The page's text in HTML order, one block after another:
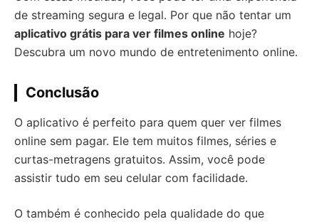
de streaming segura e legal. Por que não tentar um
aplicativo grátis para ver filmes online hoje?
Descubra um novo mundo de entretenimento online.
Conclusão
O aplicativo é perfeito para quem quer ver filmes
online sem pagar. Ele tem muitos filmes, séries e
curtas-metragens gratuitos. Assim, você pode
assistir tudo em seu celular com facilidade.
O também é conhecido pela qualidade do que